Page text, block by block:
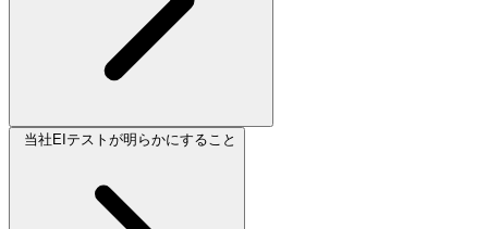
当社EIテストが明らかにすること